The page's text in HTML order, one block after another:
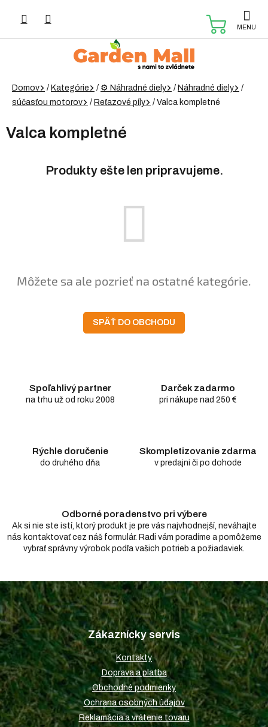
Domov / Kategórie / ⚙️ Náhradné diely / Náhradné diely
/
súčasťou motorov
/ Reťazové píly / Valca kompletné
Valca kompletné
Produkty ešte len pripravujeme.
Môžete sa ale pozrieť na ostatné kategórie.
SPÄŤ DO OBCHODU
Spoľahlivý partner
na trhu už od roku 2008
Darček zadarmo
pri nákupe nad 250 €
Rýchle doručenie
do druhého dňa
Skompletizovanie zdarma
v predajni či po dohode
Odborné poradenstvo pri výbere
Ak si nie ste istí, ktorý produkt je pre vás najvhodnejší, neváhajte
nás kontaktovať cez náš formulár. Radi vám poradíme a pomôžeme
vybrať správny výrobok podľa vašich potrieb a požiadaviek.
Z
á
p
ä
t
i
e
Zákaznícky servis
Kontakty
Doprava a platba
Obchodné podmienky
Ochrana osobných údajov
Reklamácia a vrátenie tovaru